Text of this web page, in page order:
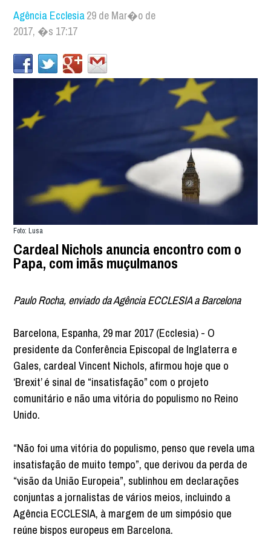
Agência Ecclesia29 de Mar�o de
2017, �s 17:17
Foto: Lusa
Cardeal Nichols anuncia encontro com o
Papa, com imãs muçulmanos
Paulo Rocha, enviado da Agência ECCLESIA a Barcelona
Barcelona, Espanha, 29 mar 2017 (Ecclesia) - O
presidente da Conferência Episcopal de Inglaterra e
Gales, cardeal Vincent Nichols, afirmou hoje que o
‘Brexit’ é sinal de “insatisfação” com o projeto
comunitário e não uma vitória do populismo no Reino
Unido.
“Não foi uma vitória do populismo, penso que revela uma
insatisfação de muito tempo”, que derivou da perda de
“visão da União Europeia”, sublinhou em declarações
conjuntas a jornalistas de vários meios, incluindo a
Agência ECCLESIA, à margem de um simpósio que
reúne bispos europeus em Barcelona.